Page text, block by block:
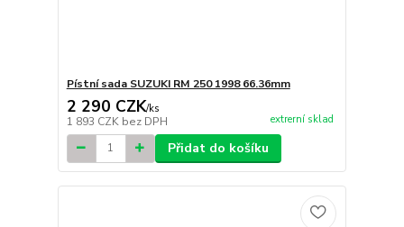
Pístní sada SUZUKI RM 250 1998 66.36mm
2 290 CZK/ks
1 893 CZK bez DPH extrerní sklad
Přidat do košíku